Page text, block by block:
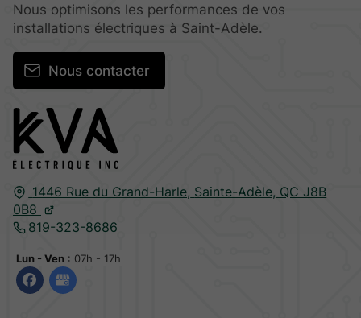
1446 Rue du Grand-Harle, Sainte-Adèle, QC J8B
0B8
819-323-8686
Lun - Ven : 07h - 17h
Nous optimisons les performances de vos
installations électriques à Saint-Adèle.
Nous contacter